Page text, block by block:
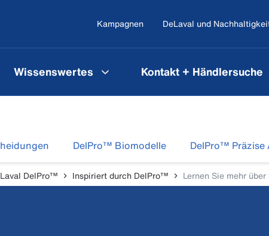
Kampagnen DeLaval und
Wissenswertes Kontakt + Händlersuche
DelPro™ Biomodelle DelPro™ Präzise
DelPro™ Inspiriert durch DelPro™ Lernen Sie mehr